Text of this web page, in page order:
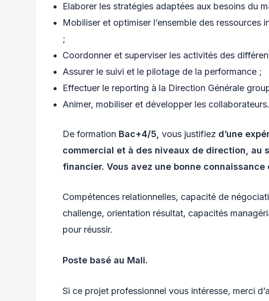
Elaborer les stratégies adaptées aux besoins du
Mobiliser et optimiser l’ensemble des ressources
;
Coordonner et superviser les activités des
Assurer le suivi et le pilotage de la performance ;
Effectuer le reporting à la Direction Générale
Animer, mobiliser et développer les collaborateurs.
De formation Bac+4/5, vous justifiez d’une
commercial et à des niveaux de direction, au
financier. Vous avez une bonne
Compétences relationnelles, capacité de
challenge, orientation résultat, capacités
pour réussir.
Poste basé au Mali.
Si ce projet professionnel vous intéresse, merci